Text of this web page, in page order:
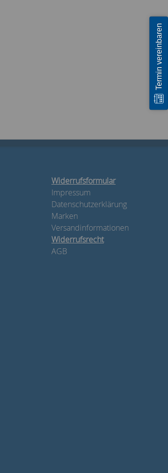
Widerrufsformular
Impressum
Datenschutzerklärung
Marken
Versandinformationen
Widerrufsrecht
AGB
Termin vereinbaren